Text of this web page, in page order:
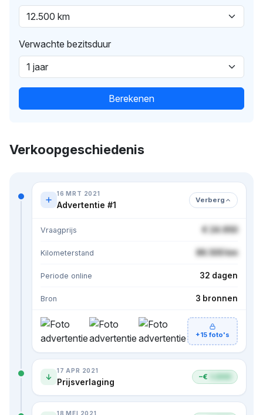
Verwachte bezitsduur
Berekenen
Verkoopgeschiedenis
16 MRT 2021
Advertentie #1 Verberg
Vraagprijs € 24.950
Kilometerstand 86.500 km
Periode online 32 dagen
Bron 3 bronnen
+15 foto's
17 APR 2021
Prijsverlaging −€
18 MEI 2021